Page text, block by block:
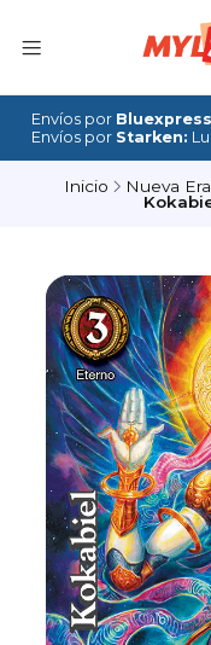
Envíos por Bluexpress
Envíos por Starken:
Inicio Nueva Era